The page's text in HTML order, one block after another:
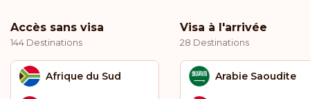
Accès sans visa
144 Destinations
Afrique du Sud
Visa à l'arrivée
28 Destinations
Arabie Saoudite